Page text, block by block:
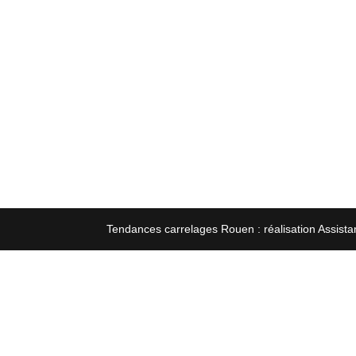
Tendances carrelages Rouen : réalisation